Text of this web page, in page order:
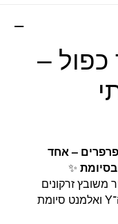
–
925 עם שני פרפרים – אחד
✨
משובץ זרקונים
נוצצים במרכז, פרפר נוסף חלק בקצה ה־Y ואלמנט סיומת